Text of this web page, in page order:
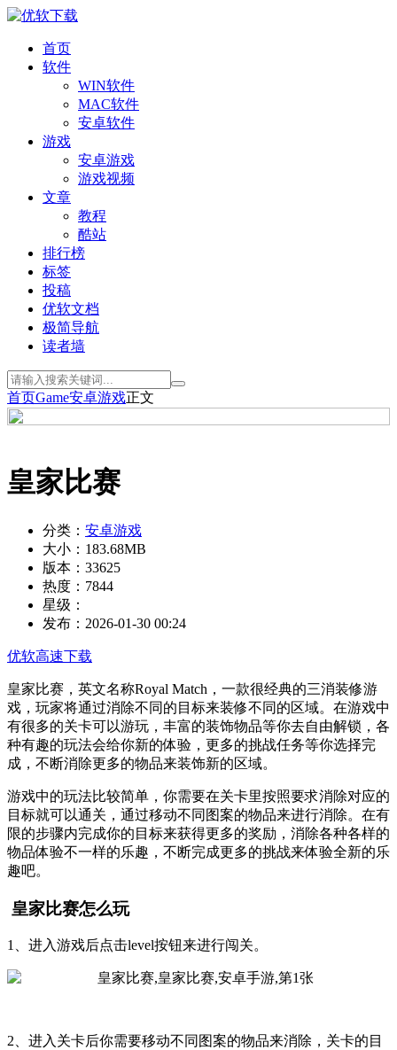
首页
软件
WIN软件
MAC软件
安卓软件
游戏
安卓游戏
游戏视频
文章
教程
酷站
排行榜
标签
投稿
优软文档
极简导航
读者墙
首页Game安卓游戏正文
皇家比赛
分类： 安卓游戏
大小： 183.68MB
版本： 33625
热度： 7844
星级：
发布： 2026-01-30 00:24
优软高速下载
皇家比赛，英文名称Royal Match，一款很经典的三消装修游
戏，玩家将通过消除不同的目标来装修不同的区域。在游戏中
有很多的关卡可以游玩，丰富的装饰物品等你去自由解锁，各
种有趣的玩法会给你新的体验，更多的挑战任务等你选择完
成，不断消除更多的物品来装饰新的区域。
游戏中的玩法比较简单，你需要在关卡里按照要求消除对应的
目标就可以通关，通过移动不同图案的物品来进行消除。在有
限的步骤内完成你的目标来获得更多的奖励，消除各种各样的
物品体验不一样的乐趣，不断完成更多的挑战来体验全新的乐
趣吧。
皇家比赛怎么玩
1、进入游戏后点击level按钮来进行闯关。
2、进入关卡后你需要移动不同图案的物品来消除，关卡的目